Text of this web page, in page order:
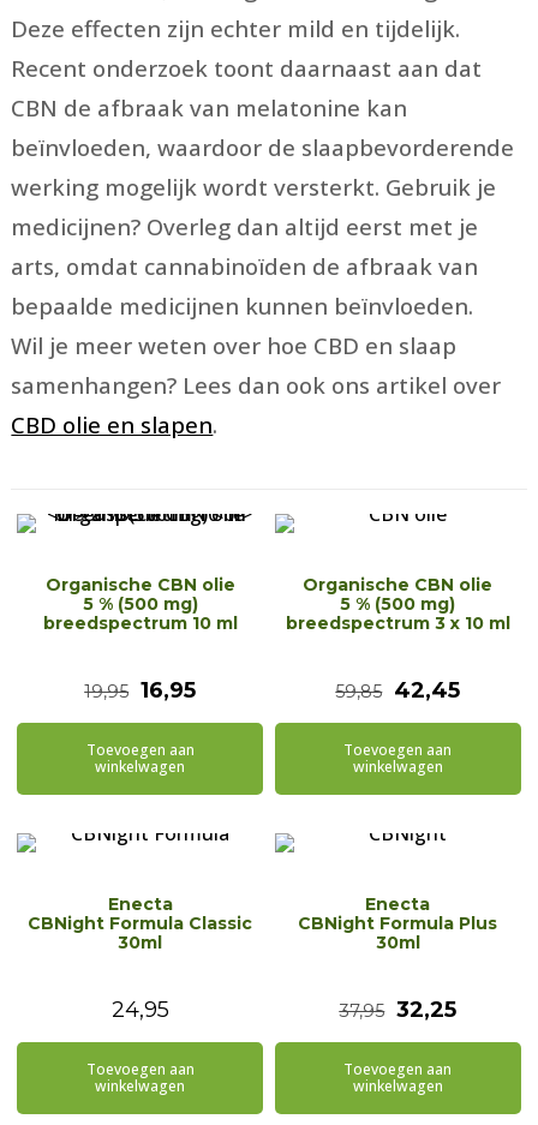
Deze effecten zijn echter mild en tijdelijk.
Recent onderzoek toont daarnaast aan dat
CBN de afbraak van melatonine kan
beïnvloeden, waardoor de slaapbevorderende
werking mogelijk wordt versterkt. Gebruik je
medicijnen? Overleg dan altijd eerst met je
arts, omdat cannabinoïden de afbraak van
bepaalde medicijnen kunnen beïnvloeden.
Wil je meer weten over hoe CBD en slaap
samenhangen? Lees dan ook ons artikel over
CBD olie en slapen.
Organische CBN olie
5 % (500 mg)
breedspectrum 10 ml
19,95 Oorspronkelijke
prijs
was:
16,95Huidige
prijs
Toevoegen aan
winkelwagen
Organische CBN olie
5 % (500 mg)
breedspectrum 3 x 10 ml
59,85
prijs
was:
42,45
prijs
Toevoegen aan
winkelwagen
Enecta
CBNight Formula Classic
30ml
24,95
Toevoegen aan
winkelwagen
Enecta
CBNight Formula Plus
30ml
37,95
prijs
was:
32,25
prijs
Toevoegen aan
winkelwagen